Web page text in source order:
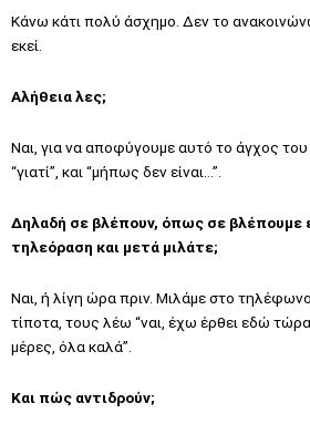
Κάνω κάτι πολύ άσχημο. Δεν το
εκεί.
Αλήθεια λες;
Ναι, για να αποφύγουμε αυτό το άγχος
“γιατί”, και “μήπως δεν είναι…”.
Δηλαδή σε βλέπουν, όπως σε βλέπουμε
τηλεόραση και μετά μιλάτε;
Ναι, ή λίγη ώρα πριν. Μιλάμε στο
τίποτα, τους λέω “ναι, έχω έρθει εδώ
μέρες, όλα καλά”.
Και πώς αντιδρούν;